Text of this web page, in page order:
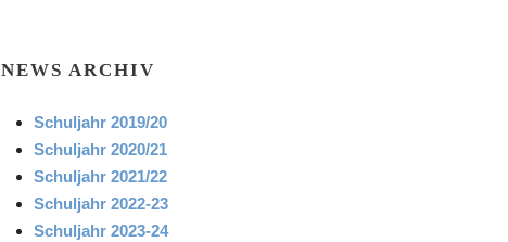
NEWS ARCHIV
Schuljahr 2019/20
Schuljahr 2020/21
Schuljahr 2021/22
Schuljahr 2022-23
Schuljahr 2023-24